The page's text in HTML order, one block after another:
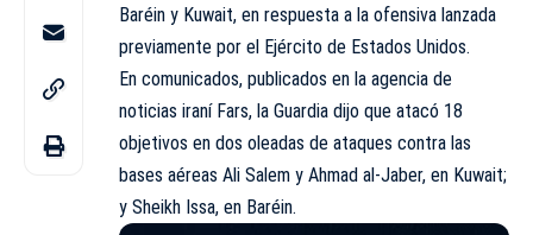
Baréin y Kuwait, en respuesta a la ofensiva lanzada
previamente por el Ejército de Estados Unidos.
En comunicados, publicados en la agencia de
noticias iraní Fars, la Guardia dijo que atacó 18
objetivos en dos oleadas de ataques contra las
bases aéreas Ali Salem y Ahmad al-Jaber, en Kuwait;
y Sheikh Issa, en Baréin.